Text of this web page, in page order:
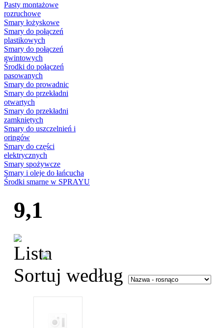
Pasty montażowe
rozruchowe
Smary łożyskowe
Smary do połączeń
plastikowych
Smary do połączeń
gwintowych
Środki do połączeń
pasowanych
Smary do prowadnic
Smary do przekładni
otwartych
Smary do przekładni
zamkniętych
Smary do uszczelnień i
oringów
Smary do części
elektrycznych
Smary spożywcze
Smary i oleje do łańcucha
Środki smarne w SPRAYU
9,1
Sortuj według